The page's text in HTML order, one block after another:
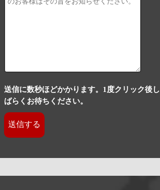
送信に数秒ほどかかります。1度クリック後し
ばらくお待ちください。